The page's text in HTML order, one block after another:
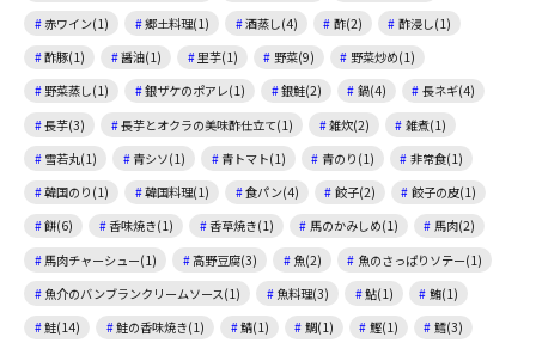
赤ワイン(1)
郷土料理(1) 酒蒸し(4) 酢(2)
酢浸し(1)
酢豚(1)
醤油(1) 里芋(1) 野菜(9)
野菜炒め(1)
野菜蒸し(1)
銀ザケのポアレ(1) 銀鮭(2) 鍋(4)
長ネギ(4)
長芋(3)
長芋とオクラの美味酢仕立て(1) 雑炊(2)
雑煮(1)
雪若丸(1)
青シソ(1) 青トマト(1) 青のり(1)
非常食(1)
韓国のり(1)
韓国料理(1) 食パン(4) 餃子(2)
餃子の皮(1)
餅(6)
香味焼き(1) 香草焼き(1) 馬のかみしめ(1)
馬肉(2)
馬肉チャーシュー(1)
高野豆腐(3) 魚(2)
魚のさっぱりソテー(1)
魚介のバンブランクリームソース(1)
魚料理(3) 鮎(1)
鮪(1)
鮭(14)
鮭の香味焼き(1) 鯖(1) 鯛(1) 鰹(1)
鱈(3)